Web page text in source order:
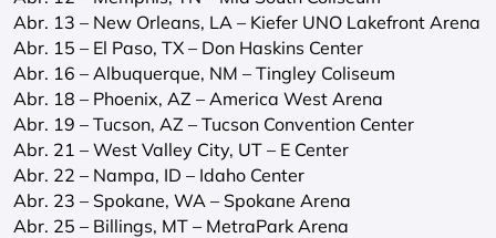
Abr. 13 – New Orleans, LA – Kiefer UNO Lakefront Arena
Abr. 15 – El Paso, TX – Don Haskins Center
Abr. 16 – Albuquerque, NM – Tingley Coliseum
Abr. 18 – Phoenix, AZ – America West Arena
Abr. 19 – Tucson, AZ – Tucson Convention Center
Abr. 21 – West Valley City, UT – E Center
Abr. 22 – Nampa, ID – Idaho Center
Abr. 23 – Spokane, WA – Spokane Arena
Abr. 25 – Billings, MT – MetraPark Arena